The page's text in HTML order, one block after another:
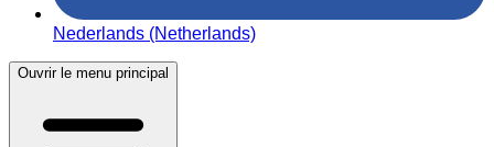
Nederlands (Netherlands)
Ouvrir le menu principal